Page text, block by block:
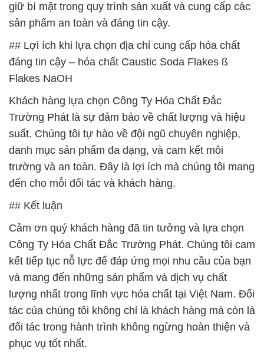
giữ bí mật trong quy trình sản xuất và cung cấp các
sản phẩm an toàn và đáng tin cậy.
## Lợi ích khi lựa chọn địa chỉ cung cấp hóa chất
đáng tin cậy – hóa chất Caustic Soda Flakes ß
Flakes NaOH
Khách hàng lựa chọn Công Ty Hóa Chất Đắc
Trường Phát là sự đảm bảo về chất lượng và hiệu
suất. Chúng tôi tự hào về đội ngũ chuyên nghiệp,
danh mục sản phẩm đa dạng, và cam kết môi
trường và an toàn. Đây là lợi ích mà chúng tôi mang
đến cho mỗi đối tác và khách hàng.
## Kết luận
Cảm ơn quý khách hàng đã tin tưởng và lựa chọn
Công Ty Hóa Chất Đắc Trường Phát. Chúng tôi cam
kết tiếp tục nỗ lực để đáp ứng mọi nhu cầu của bạn
và mang đến những sản phẩm và dịch vụ chất
lượng nhất trong lĩnh vực hóa chất tại Việt Nam. Đối
tác của chúng tôi không chỉ là khách hàng mà còn là
đối tác trong hành trình không ngừng hoàn thiện và
phục vụ tốt nhất.